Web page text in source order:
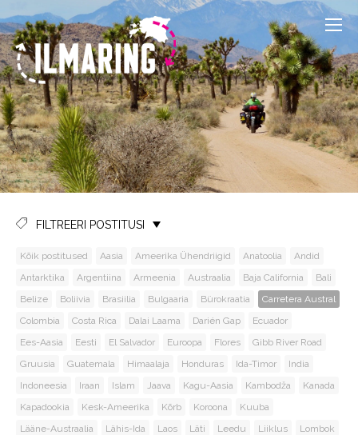
FILTREERI POSTITUSI
Kõik postitused Aasia Ameerika Ühendriigid Anatoolia
Andid
Antarktika
Argentiina Armeenia Austraalia Baja California
Bali
Belize
Boliivia Brasiilia Bulgaaria Bürokraatia
Carretera Austral
Colombia
Costa Rica Dalai Laama Darién Gap
Ecuador
Ees-Aasia
Eesti El Salvador Euroopa Flores
Gibb River Road
Gruusia
Guatemala Himaalaja Honduras Ida-Timor
India
Indoneesia
Iraan Islam Jaava Kagu-Aasia Kambodža
Kanada
Kapadookia
Kesk-Ameerika Kõrb Koroona
Kuuba
Lääne-Austraalia
Lähis-Ida Laos Läti Leedu Liiklus
Lombok